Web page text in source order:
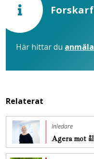
Här hittar du
Relaterat
Inledare
Agera mot